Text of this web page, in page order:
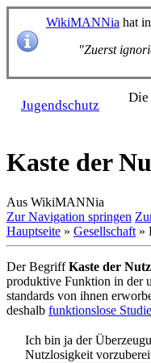
WikiMANNia hat
"Zuerst
Jugendschutz
Die
Kaste der
Aus WikiMANNia
Zur Navigation springen
Hauptseite » Gesellschaft »
Der BegriffKaste der
produktive Funktion in der
standards von ihnen
deshalb funktionslose
Ich bin ja der
Nutzlosigkeit